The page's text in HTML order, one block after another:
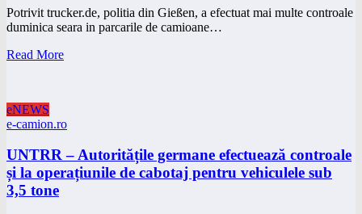
Potrivit trucker.de, politia din Gießen, a efectuat mai multe controale
duminica seara in parcarile de camioane…
Read More
eNEWS
e-camion.ro
UNTRR – Autoritățile germane efectuează controale
și la operațiunile de cabotaj pentru vehiculele sub
3,5 tone